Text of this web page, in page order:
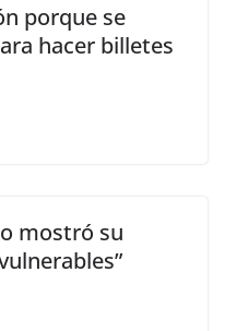
porque se
hacer billetes
mostró su